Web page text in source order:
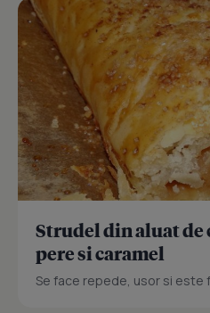
Strudel din aluat de
pere si caramel
Se face repede, usor si este